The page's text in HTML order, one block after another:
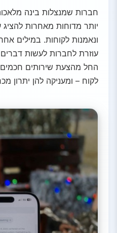
חברות שמנצלות בינה
יותר מדוחות מאחרות
ונאמנות לקוחות. במילים
עוזרת לחברות לעשות
החל מהצעת שירותים חכמים
לקוח – ומעניקה להן יתרון